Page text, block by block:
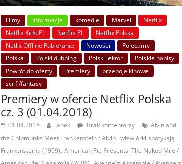
Filmy Informacje komedie Marvel
Netflix
Netflix Kids PL
Netflix PL
Netflix Polska
Netlix Offline Pobieranie
Nowości
Polecamy
Polska
Polski dubbing Polski lektor
Polskie napisy
Powrót do oferty
Premiery
przeboje kinowe
sci-fi/fantasy
Premiery w ofercie Netflix Polska
cz. 3 (01.04.2018)
01.04.2018 Janek Brak komentarzy
Alvin and
the Chipmunks Meet Frankenstein / Alvin i wiewiórki spotykają
Frankensteina (1999),American Pie Presents: The Naked Mile /